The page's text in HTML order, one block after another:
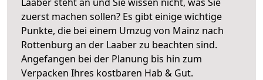
zuerst machen sollen? Es gibt einige wichtige
Punkte, die bei einem Umzug von Mainz nach
Rottenburg an der Laaber zu beachten sind.
Angefangen bei der Planung bis hin zum
Verpacken Ihres kostbaren Hab & Gut.